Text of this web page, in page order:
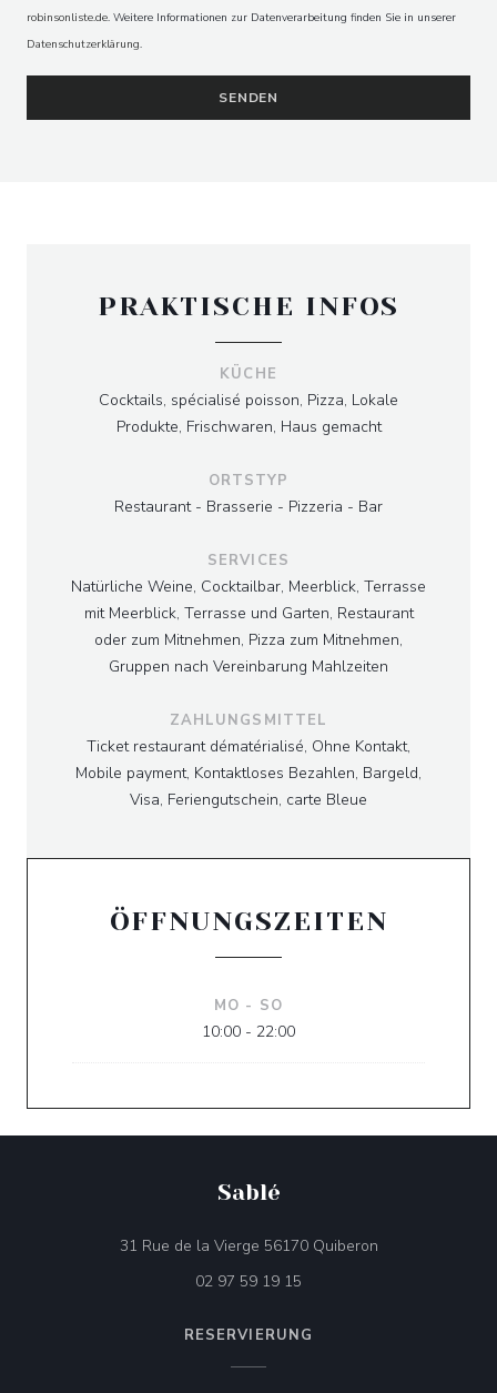
robinsonliste.de. Weitere Informationen zur Datenverarbeitung finden Sie in unserer
Datenschutzerklärung.
PRAKTISCHE INFOS
KÜCHE
Cocktails, spécialisé poisson, Pizza, Lokale
Produkte, Frischwaren, Haus gemacht
ORTSTYP
Restaurant - Brasserie - Pizzeria - Bar
SERVICES
Natürliche Weine, Cocktailbar, Meerblick, Terrasse
mit Meerblick, Terrasse und Garten, Restaurant
oder zum Mitnehmen, Pizza zum Mitnehmen,
Gruppen nach Vereinbarung Mahlzeiten
ZAHLUNGSMITTEL
Ticket restaurant dématérialisé, Ohne Kontakt,
Mobile payment, Kontaktloses Bezahlen, Bargeld,
Visa, Feriengutschein, carte Bleue
ÖFFNUNGSZEITEN
MO - SO
10:00 - 22:00
Sablé
31 Rue de la Vierge 56170 Quiberon((öffnet ein
02 97 59 19 15
RESERVIERUNG